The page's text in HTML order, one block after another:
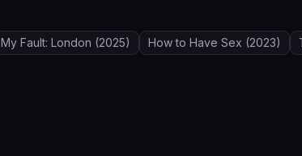
My Fault: London (2025) How to Have Sex (2023)